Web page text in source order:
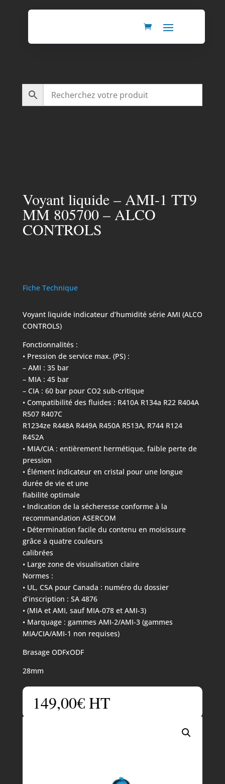
Voyant liquide – AMI-1 TT9
MM 805700 – ALCO
CONTROLS
Fiche Technique
Voyant liquide indicateur d’humidité série AMI (ALCO
CONTROLS)
Fonctionnalités :
• Pression de service max. (PS) :
– AMI : 35 bar
– MIA : 45 bar
– CIA : 60 bar pour CO2 sub-critique
• Compatibilité des fluides : R410A R134a R22 R404A
R507 R407C
R1234ze R448A R449A R450A R513A, R744 R124
R452A
• MIA/CIA : entièrement hermétique, faible perte de
pression
• Élément indicateur en cristal pour une longue
durée de vie et une
fiabilité optimale
• Indication de la sécheresse conforme à la
recommandation ASERCOM
• Détermination facile du contenu en moisissure
grâce à quatre couleurs
calibrées
• Large zone de visualisation claire
Normes :
• UL, CSA pour Canada : numéro du dossier
d’inscription : SA 4876
• (MIA et AMI, sauf MIA-078 et AMI-3)
• Marquage : gammes AMI-2/AMI-3 (gammes
MIA/CIA/AMI-1 non requises)
Brasage ODFxODF
28mm
149,00€HT